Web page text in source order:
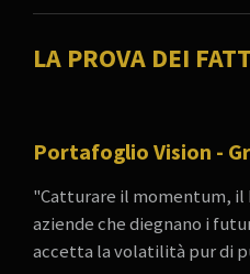
LA PROVA DEI
Portafoglio Vision -
"Catturare il momentum, il
aziende che diegnano i
accetta la volatilità pur di